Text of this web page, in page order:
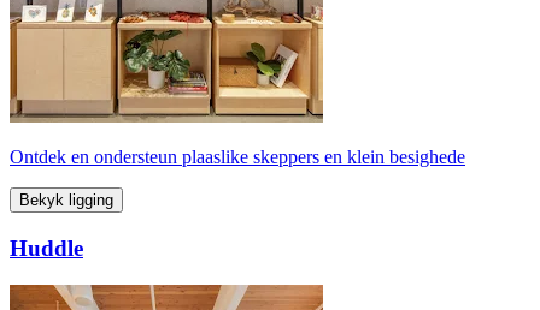
Ontdek en ondersteun plaaslike skeppers en klein besighede
Bekyk ligging
Huddle